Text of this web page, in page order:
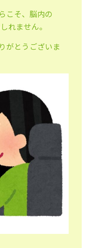
こそ、脳内の
れません。
がとうございま